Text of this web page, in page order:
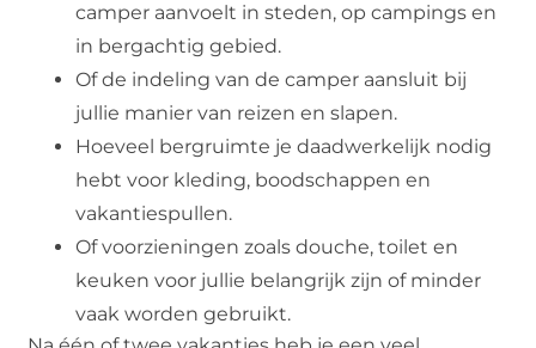
camper aanvoelt in steden, op campings en
in bergachtig gebied.
Of de indeling van de camper aansluit bij
jullie manier van reizen en slapen.
Hoeveel bergruimte je daadwerkelijk nodig
hebt voor kleding, boodschappen en
vakantiespullen.
Of voorzieningen zoals douche, toilet en
keuken voor jullie belangrijk zijn of minder
vaak worden gebruikt.